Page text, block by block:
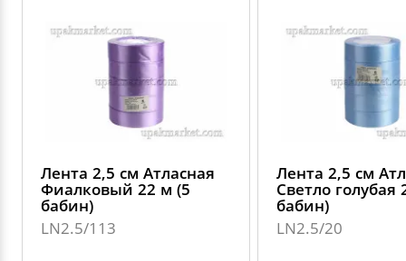
Лента 2,5 см Атласная
Фиалковый 22 м (5
бабин)
LN2.5/113
Лента 2,5 см
Светло голубая
бабин)
LN2.5/20